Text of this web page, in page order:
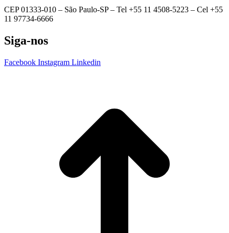
CEP 01333-010 – São Paulo-SP – Tel +55 11 4508-5223 – Cel +55
11 97734-6666
Siga-nos
Facebook Instagram Linkedin